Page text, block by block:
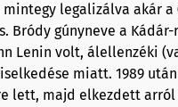
legalizálva akár a
Bródy gúnyneve a
Lenin volt, álellenzéki
miatt. 1989 után
lett, majd elkezdett